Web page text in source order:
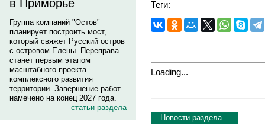
в Приморье
Группа компаний "Остов"
планирует построить мост,
который свяжет Русский остров
с островом Елены. Переправа
станет первым этапом
масштабного проекта
комплексного развития
территории. Завершение работ
намечено на конец 2027 года.
статьи раздела
Теги:
Loading...
Новости раздела